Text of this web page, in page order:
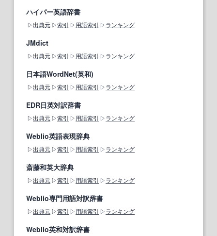
ハイパー英語辞書
出典元 索引 用語索引 ランキング
JMdict
出典元 索引 用語索引 ランキング
日本語WordNet(英和)
出典元 索引 用語索引 ランキング
EDR日英対訳辞書
出典元 索引 用語索引 ランキング
Weblio英語表現辞典
出典元 索引 用語索引 ランキング
斎藤和英大辞典
出典元 索引 用語索引 ランキング
Weblio専門用語対訳辞書
出典元 索引 用語索引 ランキング
Weblio英和対訳辞書